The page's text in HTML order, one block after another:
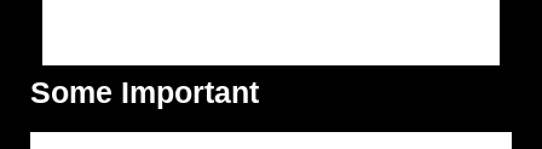
Some Important